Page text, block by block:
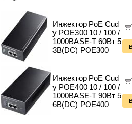
Инжектор PoE Cud
y POE300 10 / 100 /
1000BASE-T 60Вт 5
3В(DC) POE300
Инжектор PoE Cud
y POE400 10 / 100 /
1000BASE-T 90Вт 5
6В(DC) POE400